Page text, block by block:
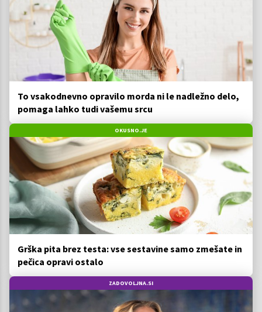
To vsakodnevno opravilo morda ni le nadležno delo,
pomaga lahko tudi vašemu srcu
OKUSNO.JE
Grška pita brez testa: vse sestavine samo zmešate in
pečica opravi ostalo
ZADOVOLJNA.SI